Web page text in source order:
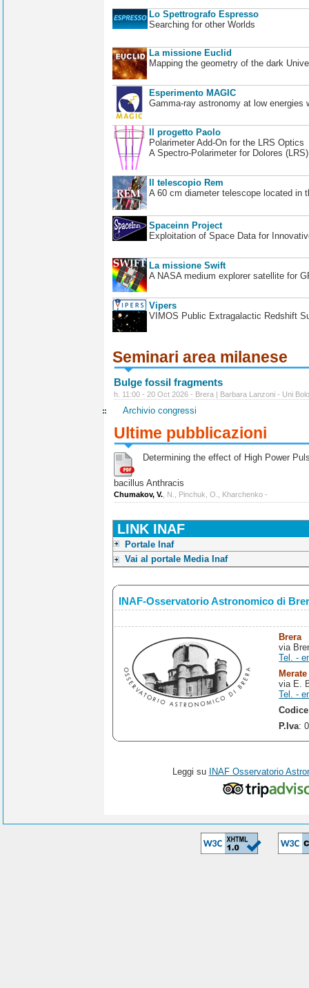
Lo Spettrografo Espresso
Searching for other Worlds
La missione Euclid
Mapping the geometry of the dark
Esperimento MAGIC
Gamma-ray astronomy at low energies
Il progetto Paolo
Polarimeter Add-On for the LRS Optics
A Spectro-Polarimeter for Dolores
Il telescopio Rem
A 60 cm diameter telescope located in
Spaceinn Project
Exploitation of Space Data for
La missione Swift
A NASA medium explorer satellite for
Vipers
VIMOS Public Extragalactic Redshift
Seminari area milanese
Bulge fossil fragments
h. 11:00 - 20 Oct 2026 - Brera | Barbara Lanzoni - Uni
Archivio congressi
Ultime pubblicazioni
Determining the effect of High Power
bacillus Anthracis
Chumakov, V. , N., Pinchuk, O., Kharchenko -
LINK INAF
Portale Inaf
Vai al portale Media Inaf
INAF-Osservatorio Astronomico di
Brera
via
Tel. -
Merate
via E.
Tel. -
P.Iva:
Leggi su INAF Osservatorio